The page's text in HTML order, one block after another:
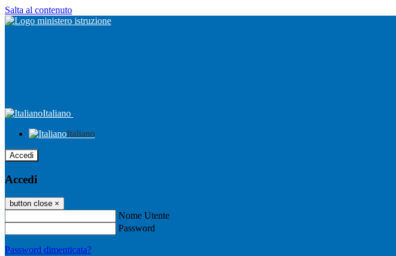
Salta al contenuto
Italiano
Italiano
Accedi
Accedi
button close ×
Nome Utente
Password
Password dimenticata?